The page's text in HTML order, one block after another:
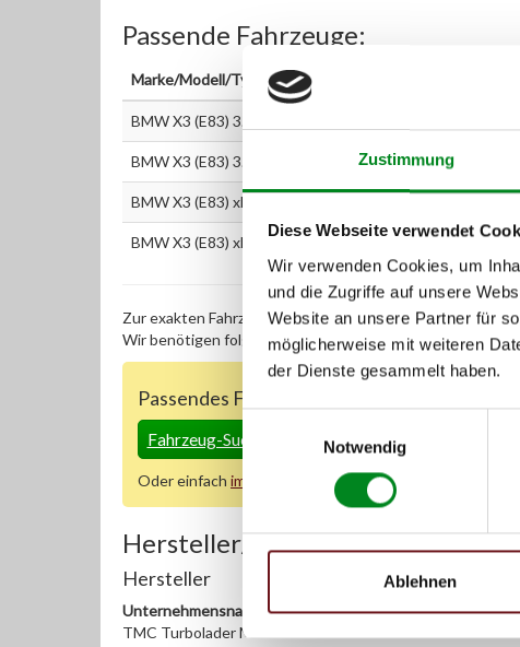
Zustimmung
Diese Webseite verwendet
Wir verwenden Cookies, um
und die Zugriffe auf unsere
Website an unsere Partner für
möglicherweise mit weiteren
der Dienste gesammelt haben.
Einwilligungsauswahl
Notwendig
Ablehnen
Passende Fahrzeuge:
Marke/Modell/Typ
BMW X3 (E83) 3.0 d
BMW X3 (E83) 3.0 sd
BMW X3 (E83) xDrive 30d 3.0
BMW X3 (E83) xDrive 35d 3.0
Zur exakten Fahrzeug-Identifizierung können Sie auch
Wir benötigen folgende Fahrzeugdaten:Schlüsselnummer
Passendes Fahrzeug nicht dabei?
Fahrzeug-Suche für AT-Servopumpen
Oder einfach im Chat nachfragen.
Hersteller/EU Verantwortliche
Hersteller
Unternehmensname:
TMC Turbolader Manufaktur Coesfeld